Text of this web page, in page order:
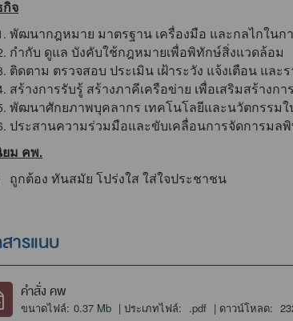
จ
พัฒนากฎหมาย มาตรฐาน เครื่องมือ และกลไกในก
กำกับ ดูแล บังคับใช้กฎหมายเพื่อพิทักษ์สิ่งแวดล้อม
ติดตาม ตรวจสอบ ประเมิน เฝ้าระวัง แจ้งเตือน แ
สร้างการรับรู้ สร้างภาคีเครือข่าย เพื่อเสริมสร้าง
พัฒนาศักยภาพบุคลากร เทคโนโลยีและนวัตกรรม
ประสานความร่วมมือและขับเคลื่อนการจัดการมล
ม คพ.
ถูกต้อง ทันสมัย โปร่งใส ใส่ใจประชาชน
ารแนบ
คำสั่ง คพ
ขนาดไฟล์: 0.37 Mb | ประเภทไฟล์: .pdf | ดาวน์โหลด: